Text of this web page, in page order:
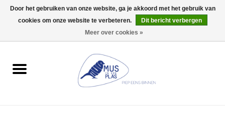
0 Artikelen - €0,00
Wenskaarten
Door het gebruiken van onze website, ga je akkoord met het gebruik van
cookies om onze website te verbeteren.
Dit bericht verbergen
Meer over cookies »
Wij zijn uitzonderlijk gesloten op Do 06/08 en Do 13/08